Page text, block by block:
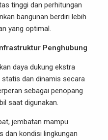
tinggi dan perhitungan
bangunan berdiri lebih
yang optimal.
Penghubung
daya dukung ekstra
dan dinamis secara
sebagai penopang
saat digunakan.
jembatan mampu
dan kondisi lingkungan